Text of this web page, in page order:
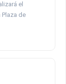
el
de